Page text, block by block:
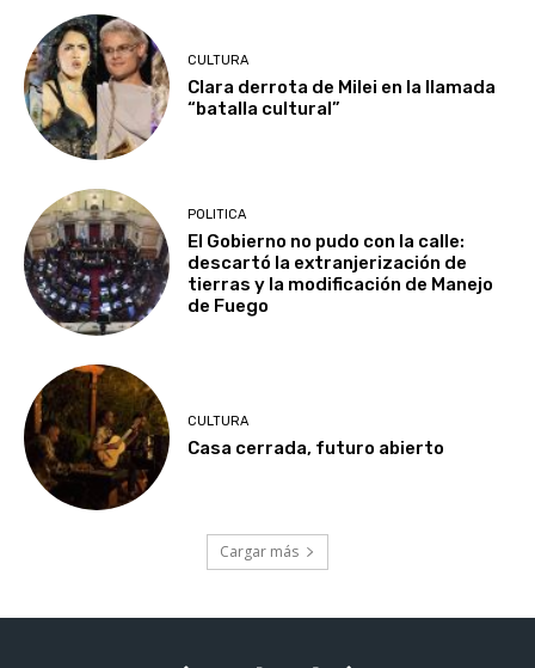
CULTURA
Clara derrota de Milei en la llamada
“batalla cultural”
POLITICA
El Gobierno no pudo con la calle:
descartó la extranjerización de
tierras y la modificación de Manejo
de Fuego
CULTURA
Casa cerrada, futuro abierto
Cargar más